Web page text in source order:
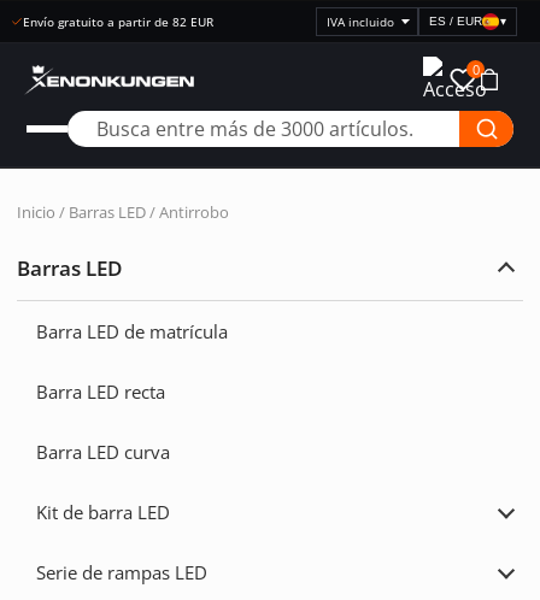
Compra abierta 30 días
Seleccionar
visualización
precios
ES / EUR ▾
0
Inicio / Barras LED/ Antirrobo
Barras LED
Barra LED de matrícula
Barra LED recta
Barra LED curva
Kit de barra LED
barra
Serie de rampas LED